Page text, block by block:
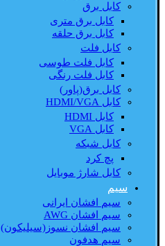
کابل برق
کابل برق متری
کابل برق حلقه
کابل فلت
کابل فلت طوسی
کابل فلت رنگی
کابل برق(پاور)
کابل HDMI/VGA
کابل HDMI
کابل VGA
کابل شبکه
پچ کرد
کابل شارژ موبایل
سیم
سیم افشان ایرانی
سیم افشان AWG
سیم افشان نسوز(سیلیکون)
سیم هدفون